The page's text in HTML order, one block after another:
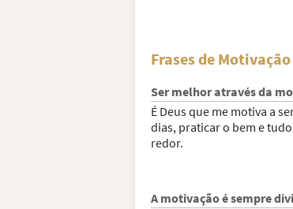
Frases de
Ser melhor através da
É Deus que me motiva a
dias, praticar o bem e
redor.
A motivação é sempre